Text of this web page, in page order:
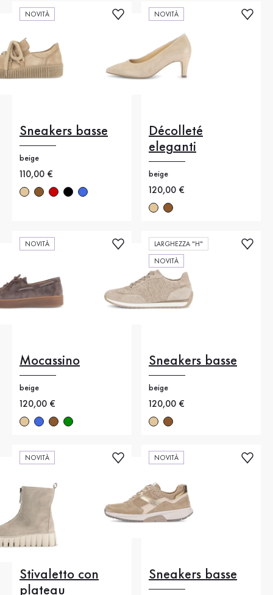
NOVITÀ
Sneakers basse
beige
Nuovo prezzo
110,00 €
NOVITÀ
Décolleté
eleganti
beige
Nuovo prezzo
120,00 €
NOVITÀ
Mocassino
beige
Nuovo prezzo
120,00 €
LARGHEZZA "H"
NOVITÀ
Sneakers basse
beige
Nuovo prezzo
120,00 €
NOVITÀ
Stivaletto con
plateau
NOVITÀ
Sneakers basse